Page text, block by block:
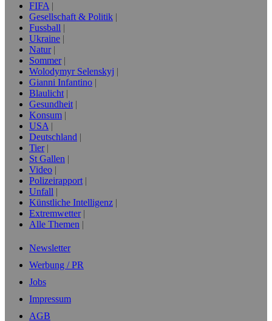
FIFA
Gesellschaft & Politik
Fussball
Ukraine
Natur
Sommer
Wolodymyr Selenskyj
Gianni Infantino
Blaulicht
Gesundheit
Konsum
USA
Deutschland
Tier
St Gallen
Video
Polizeirapport
Unfall
Künstliche Intelligenz
Extremwetter
Alle Themen
Newsletter
Werbung / PR
Jobs
Impressum
AGB